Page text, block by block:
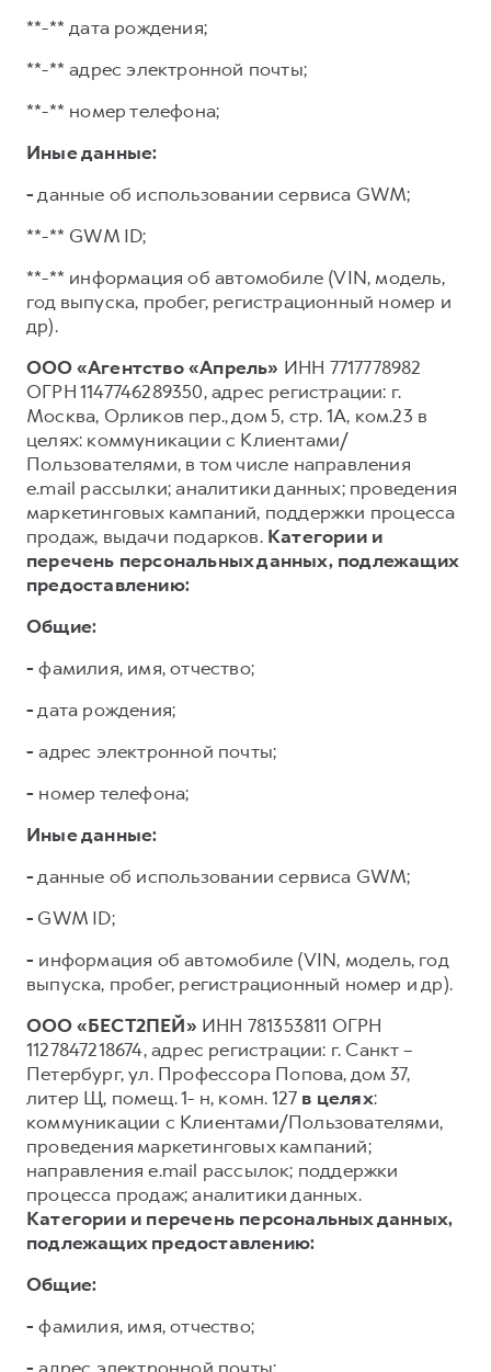
**-** дата рождения;
**-** адрес электронной почты;
**-** номер телефона;
Иные данные:
-данные об использовании сервиса GWM;
**-** GWM ID;
**-** информация об автомобиле (VIN, модель,
год выпуска, пробег, регистрационный номер и
др).
ООО «Агентство «Апрель» ИНН 7717778982
ОГРН 1147746289350, адрес регистрации: г.
Москва, Орликов пер., дом 5, стр. 1А, ком.23 в
целях: коммуникации с Клиентами/
Пользователями, в том числе направления
e.mail рассылки; аналитики данных; проведения
маркетинговых кампаний, поддержки процесса
продаж, выдачи подарков. Категории и
перечень персональных данных, подлежащих
предоставлению:
Общие:
- фамилия, имя, отчество;
-дата рождения;
- адрес электронной почты;
- номер телефона;
Иные данные:
-данные об использовании сервиса GWM;
- GWM ID;
- информация об автомобиле (VIN, модель, год
выпуска, пробег, регистрационный номер и др).
ООО «БЕСТ2ПЕЙ» ИНН 781353811 ОГРН
1127847218674, адрес регистрации: г. Санкт –
Петербург, ул. Профессора Попова, дом 37,
литер Щ, помещ. 1- н, комн. 127 в целях:
коммуникации с Клиентами/Пользователями,
проведения маркетинговых кампаний;
направления e.mail рассылок; поддержки
процесса продаж; аналитики данных.
Категории и перечень персональных данных,
подлежащих предоставлению:
Общие:
- фамилия, имя, отчество;